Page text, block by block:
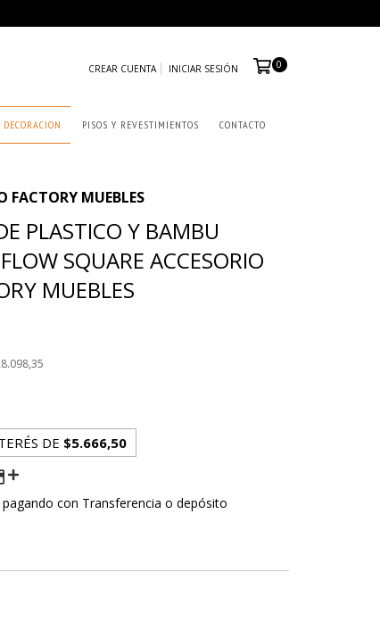
CREAR CUENTA INICIAR SESIÓN 0
DECORACION PISOS Y REVESTIMIENTOS CONTACTO
FACTORY MUEBLES
PLASTICO Y BAMBU
SQUARE ACCESORIO
MUEBLES
DE $5.666,50
pagando con Transferencia o depósito